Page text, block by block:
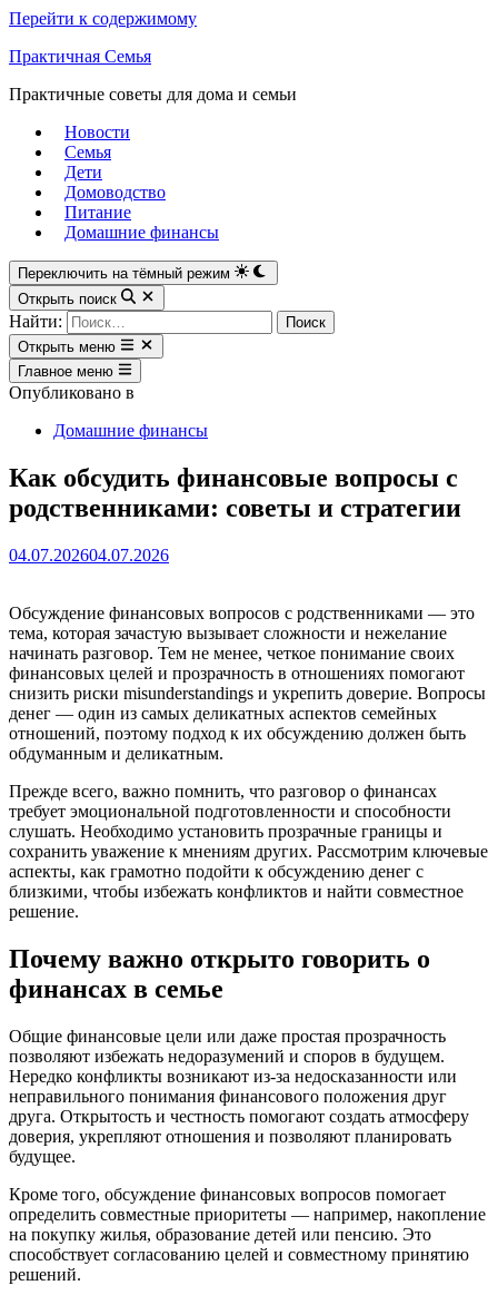
Перейти к содержимому
Практичная Семья
Практичные советы для дома и семьи
Новости
Семья
Дети
Домоводство
Питание
Домашние финансы
Переключить на тёмный режим
Открыть поиск
Найти:
Открыть меню
Главное меню
Опубликовано в
Домашние финансы
Как обсудить финансовые вопросы с
родственниками: советы и стратегии
04.07.202604.07.2026
Обсуждение финансовых вопросов с родственниками — это
тема, которая зачастую вызывает сложности и нежелание
начинать разговор. Тем не менее, четкое понимание своих
финансовых целей и прозрачность в отношениях помогают
снизить риски misunderstandings и укрепить доверие. Вопросы
денег — один из самых деликатных аспектов семейных
отношений, поэтому подход к их обсуждению должен быть
обдуманным и деликатным.
Прежде всего, важно помнить, что разговор о финансах
требует эмоциональной подготовленности и способности
слушать. Необходимо установить прозрачные границы и
сохранить уважение к мнениям других. Рассмотрим ключевые
аспекты, как грамотно подойти к обсуждению денег с
близкими, чтобы избежать конфликтов и найти совместное
решение.
Почему важно открыто говорить о
финансах в семье
Общие финансовые цели или даже простая прозрачность
позволяют избежать недоразумений и споров в будущем.
Нередко конфликты возникают из-за недосказанности или
неправильного понимания финансового положения друг
друга. Открытость и честность помогают создать атмосферу
доверия, укрепляют отношения и позволяют планировать
будущее.
Кроме того, обсуждение финансовых вопросов помогает
определить совместные приоритеты — например, накопление
на покупку жилья, образование детей или пенсию. Это
способствует согласованию целей и совместному принятию
решений.